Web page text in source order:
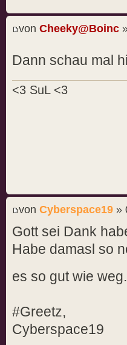
von Cheeky@Boinc
Dann schau mal
<3 SuL <3
von Cyberspace19 »
Gott sei Dank
Habe damasl so
es so gut wie weg.
#Greetz,
Cyberspace19